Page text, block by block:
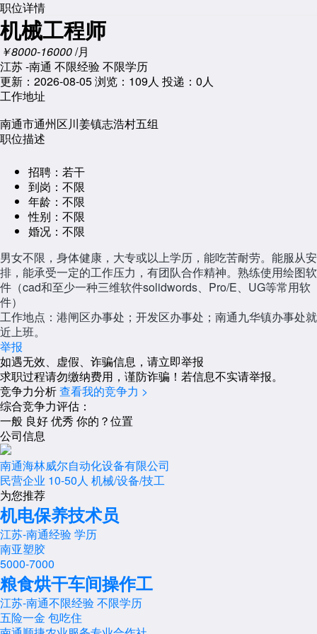
职位详情
机械工程师
￥8000-16000/月
江苏 -南通 不限经验不限学历
更新：2026-08-05浏览： 109人 投递：0人
工作地址
南通市通州区川姜镇志浩村五组
职位描述
招聘： 若干
到岗： 不限
年龄： 不限
性别： 不限
婚况： 不限
男女不限，身体健康，大专或以上学历，能吃苦耐劳。能服从安
排，能承受一定的工作压力，有团队合作精神。熟练使用绘图软
件（cad和至少一种三维软件solidwords、Pro/E、UG等常用软
件）
工作地点：港闸区办事处；开发区办事处；南通九华镇办事处就
近上班。
举报
如遇无效、虚假、诈骗信息，请立即举报
求职过程请勿缴纳费用，谨防诈骗！若信息不实请举报。
竞争力分析查看我的竞争力 >
综合竞争力评估：
一般 良好优秀 你的？位置
公司信息
南通海林威尔自动化设备有限公司
民营企业 10-50人 机械/设备/技工
为您推荐
机电保养技术员
江苏-南通经验学历
南亚塑胶
5000-7000
粮食烘干车间操作工
江苏-南通不限经验不限学历
五险一金 包吃住